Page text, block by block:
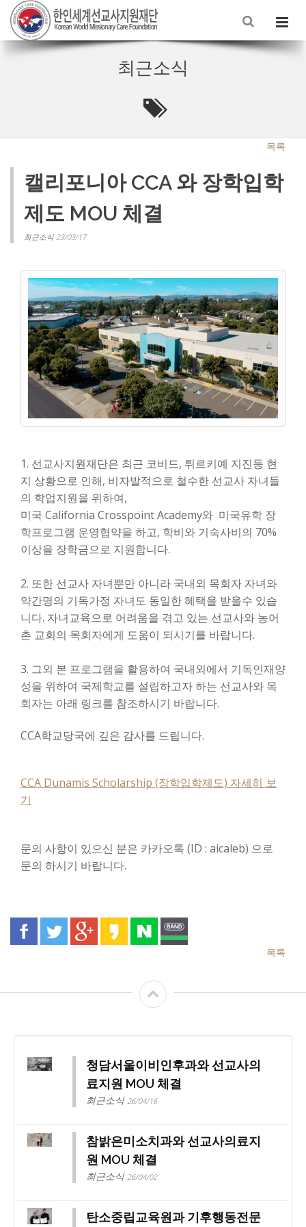
최근소식
목록
캘리포니아 CCA 와 장학입학
제도 MOU 체결
최근소식 23/03/17
1. 선교사지원재단은 최근 코비드, 튀르키예 지진등 현
지 상황으로 인해, 비자발적으로 철수한 선교사 자녀들
의 학업지원을 위하여,
미국 California Crosspoint Academy와 미국유학 장
학프로그램 운영협약을 하고, 학비와 기숙사비의 70%
이상을 장학금으로 지원합니다.
2. 또한 선교사 자녀뿐만 아니라 국내외 목회자 자녀와
약간명의 기독가정 자녀도 동일한 혜택을 받을수 있습
니다. 자녀교육으로 어려움을 겪고 있는 선교사와 농어
촌 교회의 목회자에게 도움이 되시기를 바랍니다.
3. 그외 본 프로그램을 활용하여 국내외에서 기독인재양
성을 위하여 국제학교를 설립하고자 하는 선교사와 목
회자는 아래 링크를 참조하시기 바랍니다.
CCA학교당국에 깊은 감사를 드립니다.
CCA Dunamis Scholarship (장학입학제도) 자세히 보
기
문의 사항이 있으신 분은 카카오톡 (ID : aicaleb) 으로
문의 하시기 바랍니다.
목록
청담서울이비인후과와 선교사의
료지원 MOU 체결
최근소식 26/04/16
참밝은미소치과와 선교사의료지
원 MOU 체결
최근소식 26/04/02
탄소중립교육원과 기후행동전문